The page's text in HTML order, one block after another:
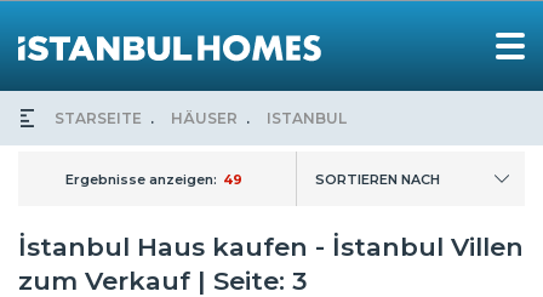
STARSEITE HÄUSER ISTANBUL
Ergebnisse anzeigen: 49 SORTIEREN NACH
İstanbul Haus kaufen - İstanbul Villen
zum Verkauf | Seite: 3